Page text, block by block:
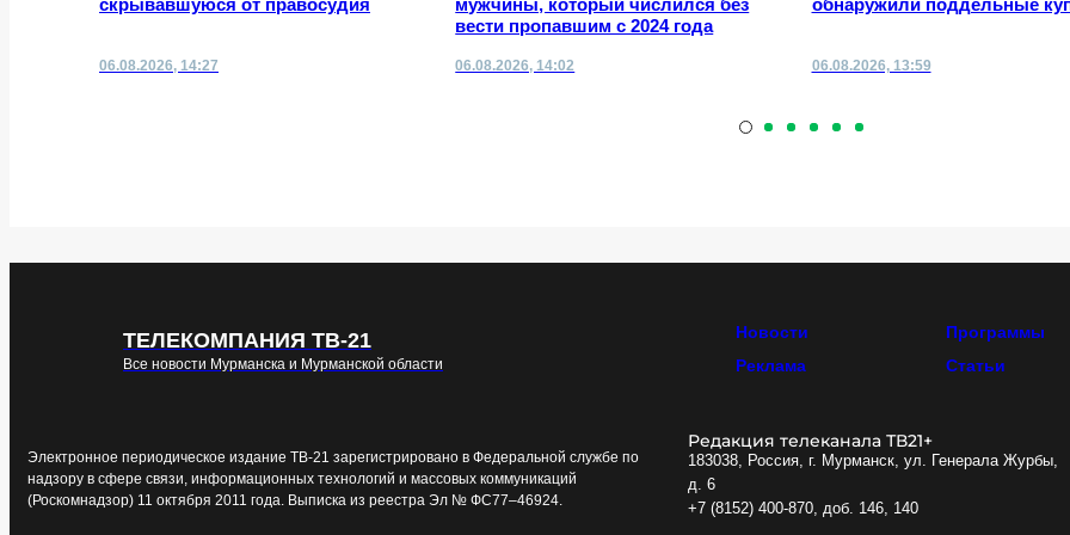
скрывавшуюся от правосудия
06.08.2026, 14:27
мужчины, который числился без
вести пропавшим с 2024 года
06.08.2026, 14:02
обнаружили поддельные
06.08.2026, 13:59
ТЕЛЕКОМПАНИЯ ТВ-21
Все новости Мурманска и Мурманской области
Новости Программы
Реклама
Статьи
Электронное периодическое издание ТВ-21 зарегистрировано в Федеральной службе по
надзору в сфере связи, информационных технологий и массовых коммуникаций
(Роскомнадзор) 11 октября 2011 года. Выписка из реестра Эл № ФС77–46924.
Редакция телеканала ТВ21+
183038, Россия, г. Мурманск, ул. Генерала Журбы,
д. 6
+7 (8152) 400-870, доб. 146, 140